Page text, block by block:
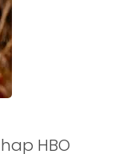
HBO